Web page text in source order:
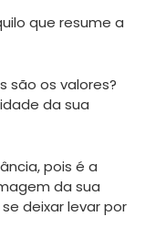
que resume a
são os valores?
da sua
pois é a
da sua
deixar levar por